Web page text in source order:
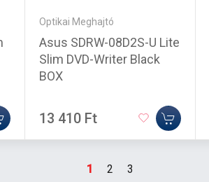
Optikai Meghajtó
Asus SDRW-08D2S-U Lite
Slim DVD-Writer Black
BOX
13 410 Ft
1 2 3